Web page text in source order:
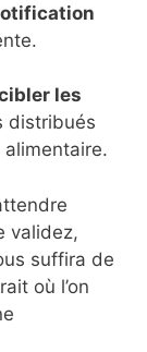
les
distribués
validez,
suffira de
où l’on